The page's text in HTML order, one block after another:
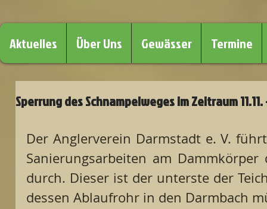
Aktuelles Über Uns Gewässer Termine
Sperrung des Schnampelweges im Zeitraum 11.11.
Der Anglerverein Darmstadt e. V.
Sanierungsarbeiten am
durch. Dieser ist der unterste der
dessen Ablaufrohr in den Darmbach